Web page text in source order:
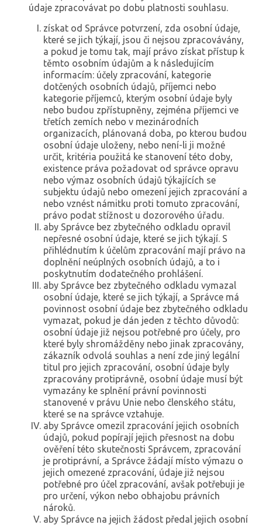
údaje zpracovávat po dobu platnosti souhlasu.
získat od Správce potvrzení, zda osobní údaje,
které se jich týkají, jsou či nejsou zpracovávány,
a pokud je tomu tak, mají právo získat přístup k
těmto osobním údajům a k následujícím
informacím: účely zpracování, kategorie
dotčených osobních údajů, příjemci nebo
kategorie příjemců, kterým osobní údaje byly
nebo budou zpřístupněny, zejména příjemci ve
třetích zemích nebo v mezinárodních
organizacích, plánovaná doba, po kterou budou
osobní údaje uloženy, nebo není-li ji možné
určit, kritéria použitá ke stanovení této doby,
existence práva požadovat od správce opravu
nebo výmaz osobních údajů týkajících se
subjektu údajů nebo omezení jejich zpracování a
nebo vznést námitku proti tomuto zpracování,
právo podat stížnost u dozorového úřadu.
aby Správce bez zbytečného odkladu opravil
nepřesné osobní údaje, které se jich týkají. S
přihlédnutím k účelům zpracování mají právo na
doplnění neúplných osobních údajů, a to i
poskytnutím dodatečného prohlášení.
aby Správce bez zbytečného odkladu vymazal
osobní údaje, které se jich týkají, a Správce má
povinnost osobní údaje bez zbytečného odkladu
vymazat, pokud je dán jeden z těchto důvodů:
osobní údaje již nejsou potřebné pro účely, pro
které byly shromážděny nebo jinak zpracovány,
zákazník odvolá souhlas a není zde jiný legální
titul pro jejich zpracování, osobní údaje byly
zpracovány protiprávně, osobní údaje musí být
vymazány ke splnění právní povinnosti
stanovené v právu Unie nebo členského státu,
které se na správce vztahuje.
aby Správce omezil zpracování jejich osobních
údajů, pokud popírají jejich přesnost na dobu
ověření této skutečnosti Správcem, zpracování
je protiprávní, a Správce žádají místo výmazu o
jejich omezené zpracování, údaje již nejsou
potřebné pro účel zpracování, avšak potřebuji je
pro určení, výkon nebo obhajobu právních
nároků.
aby Správce na jejich žádost předal jejich osobní